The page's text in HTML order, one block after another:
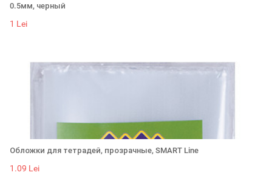
0.5мм, черный
1 Lei
Обложки для тетрадей, прозрачные, SMART Line
1.09 Lei